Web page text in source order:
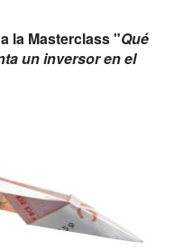
la Masterclass "Qué
un inversor en el